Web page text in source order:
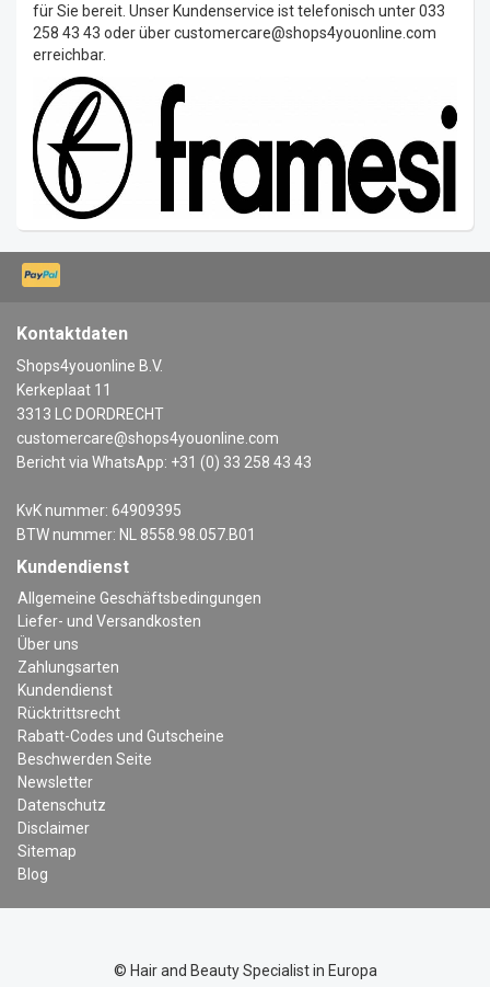
für Sie bereit. Unser Kundenservice ist telefonisch unter 033
258 43 43 oder übercustomercare@shops4youonline.com
erreichbar.
Kontaktdaten
Shops4youonline B.V.
Kerkeplaat 11
3313 LC DORDRECHT
customercare@shops4youonline.com
Bericht via WhatsApp: +31 (0) 33 258 43 43
KvK nummer: 64909395
BTW nummer: NL 8558.98.057.B01
Kundendienst
Allgemeine Geschäftsbedingungen
Liefer- und Versandkosten
Über uns
Zahlungsarten
Kundendienst
Rücktrittsrecht
Rabatt-Codes und Gutscheine
Beschwerden Seite
Newsletter
Datenschutz
Disclaimer
Sitemap
Blog
© Hair and Beauty Specialist in Europa